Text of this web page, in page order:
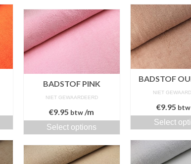
BADSTOF
NIET
€9.95 btw
Select
BADSTOF PINK
NIET GEWAARDEERD
€9.95 btw /m
Select options